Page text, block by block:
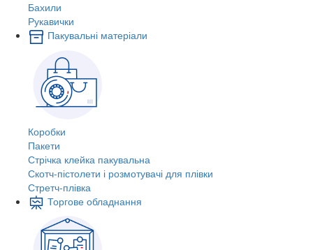
Бахили
Рукавички
Пакувальні матеріали
Коробки
Пакети
Стрічка клейка пакувальна
Скотч-пістолети і розмотувачі для плівки
Стретч-плівка
Торгове обладнання